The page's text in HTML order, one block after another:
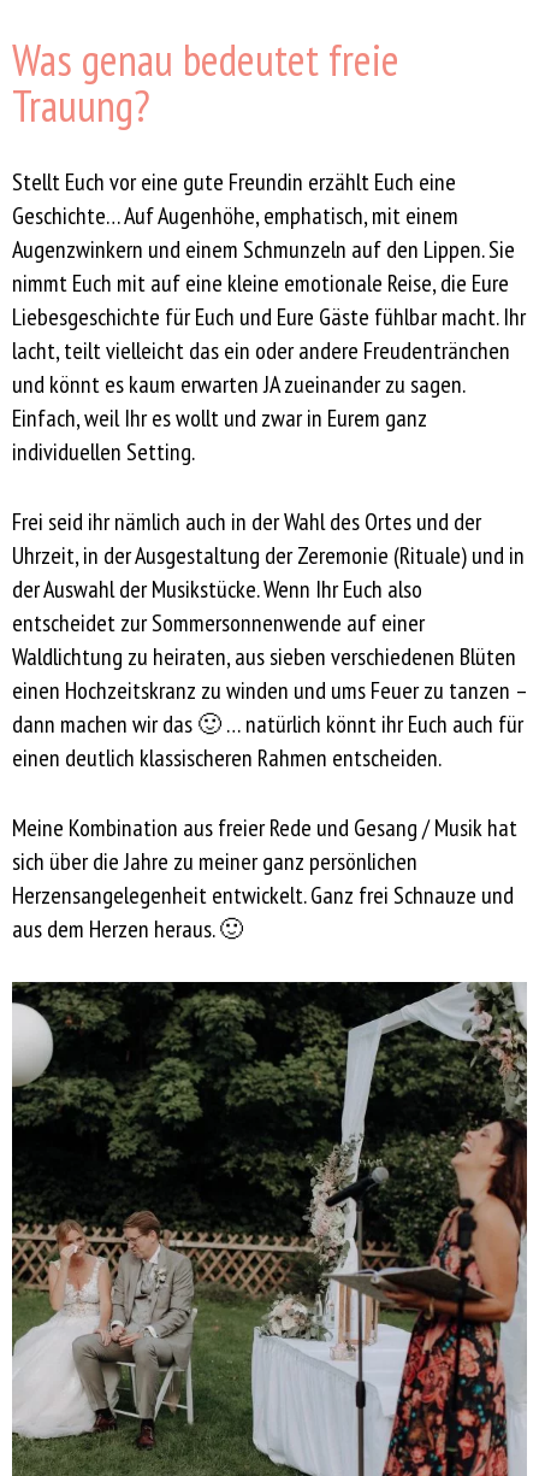
Was genau bedeutet freie
Trauung?
Stellt Euch vor eine gute Freundin erzählt Euch eine
Geschichte… Auf Augenhöhe, emphatisch, mit einem
Augenzwinkern und einem Schmunzeln auf den Lippen. Sie
nimmt Euch mit auf eine kleine emotionale Reise, die Eure
Liebesgeschichte für Euch und Eure Gäste fühlbar macht. Ihr
lacht, teilt vielleicht das ein oder andere Freudentränchen
und könnt es kaum erwarten JA zueinander zu sagen.
Einfach, weil Ihr es wollt und zwar in Eurem ganz
individuellen Setting.
Frei seid ihr nämlich auch in der Wahl des Ortes und der
Uhrzeit, in der Ausgestaltung der Zeremonie (Rituale) und in
der Auswahl der Musikstücke. Wenn Ihr Euch also
entscheidet zur Sommersonnenwende auf einer
Waldlichtung zu heiraten, aus sieben verschiedenen Blüten
einen Hochzeitskranz zu winden und ums Feuer zu tanzen –
dann machen wir das 🙂 … natürlich könnt ihr Euch auch für
einen deutlich klassischeren Rahmen entscheiden.
Meine Kombination aus freier Rede und Gesang / Musik hat
sich über die Jahre zu meiner ganz persönlichen
Herzensangelegenheit entwickelt. Ganz frei Schnauze und
aus dem Herzen heraus. 🙂